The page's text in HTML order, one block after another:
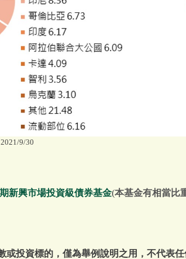
9/30
新興市場投資級債券基金(本基金有相當比
或投資標的，僅為舉例說明之用，不代表